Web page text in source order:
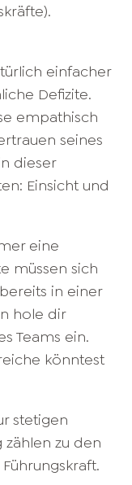
einfacher
Defizite.
empathisch
seines
dieser
Einsicht und
eine
müssen sich
in einer
hole dir
Teams ein.
könntest
stetigen
zu den